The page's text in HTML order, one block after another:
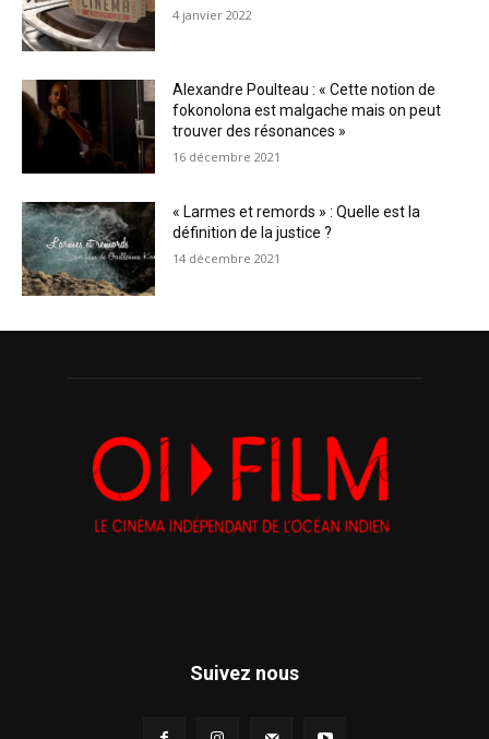
4 janvier 2022
Alexandre Poulteau : « Cette notion de
fokonolona est malgache mais on peut
trouver des résonances »
16 décembre 2021
« Larmes et remords » : Quelle est la
définition de la justice ?
14 décembre 2021
Suivez nous